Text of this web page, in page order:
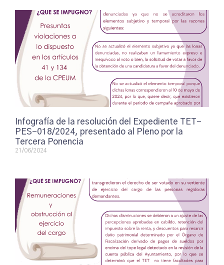
Infografía de la resolución del Expediente TET-
PES-018/2024, presentado al Pleno por la
Tercera Ponencia
21/06/2024